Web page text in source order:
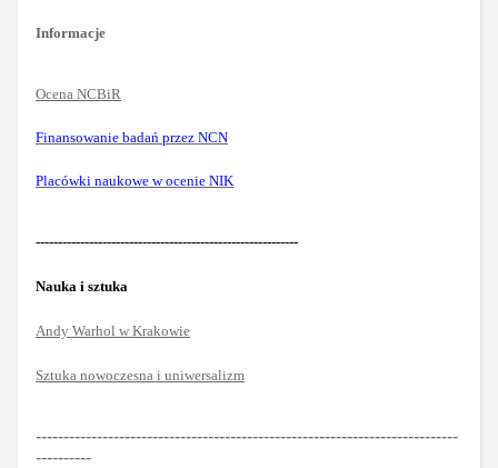
Informacje
Ocena NCBiR
Finansowanie badań przez NCN
Placówki naukowe w ocenie NIK
-----------------------------------------------------------
Nauka i sztuka
Andy Warhol w Krakowie
Sztuka nowoczesna i uniwersalizm
----------------------------------------------------------------------------
----------